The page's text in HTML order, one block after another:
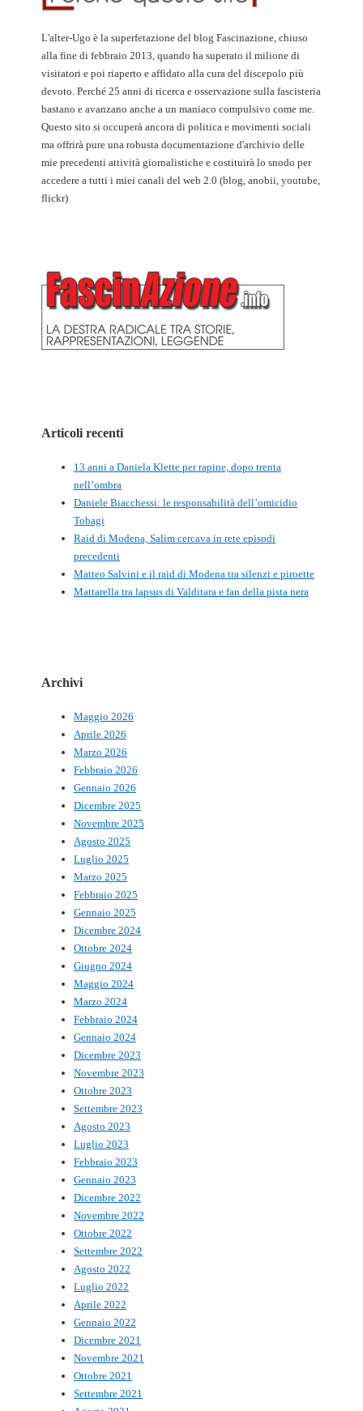
L'alter-Ugo è la superfetazione del blog Fascinazione, chiuso
alla fine di febbraio 2013, quando ha superato il milione di
visitatori e poi riaperto e affidato alla cura del discepolo più
devoto. Perché 25 anni di ricerca e osservazione sulla fascisteria
bastano e avanzano anche a un maniaco compulsivo come me.
Questo sito si occuperà ancora di politica e movimenti sociali
ma offrirà pure una robusta documentazione d'archivio delle
mie precedenti attività giornalistiche e costituirà lo snodo per
accedere a tutti i miei canali del web 2.0 (blog, anobii, youtube,
flickr)
Articoli recenti
13 anni a Daniela Klette per rapine, dopo trenta
nell’ombra
Daniele Biacchessi: le responsabilità dell’omicidio
Tobagi
Raid di Modena, Salim cercava in rete episodi
precedenti
Matteo Salvini e il raid di Modena tra silenzi e piroette
Mattarella tra lapsus di Valditara e fan della pista nera
Archivi
Maggio 2026
Aprile 2026
Marzo 2026
Febbraio 2026
Gennaio 2026
Dicembre 2025
Novembre 2025
Agosto 2025
Luglio 2025
Marzo 2025
Febbraio 2025
Gennaio 2025
Dicembre 2024
Ottobre 2024
Giugno 2024
Maggio 2024
Marzo 2024
Febbraio 2024
Gennaio 2024
Dicembre 2023
Novembre 2023
Ottobre 2023
Settembre 2023
Agosto 2023
Luglio 2023
Febbraio 2023
Gennaio 2023
Dicembre 2022
Novembre 2022
Ottobre 2022
Settembre 2022
Agosto 2022
Luglio 2022
Aprile 2022
Gennaio 2022
Dicembre 2021
Novembre 2021
Ottobre 2021
Settembre 2021